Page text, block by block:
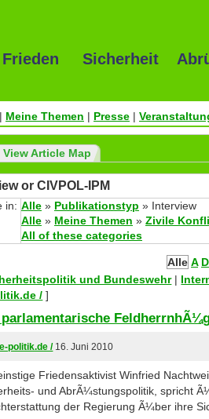
Frieden Sicherheit
| Meine Themen | Presse |
View Article Map
or CIVPOL-IPM
in: Alle » Publikationstyp » Interview
Alle » Meine Themen » Zivile
All of these categories
Alle A D
und Bundeswehr|
/ ]
parlamentarische
16. Juni 2010
Friedensaktivist Winfried
und AbrÃ¼stungspolitik, spricht
der Regierung Ã¼ber ihre